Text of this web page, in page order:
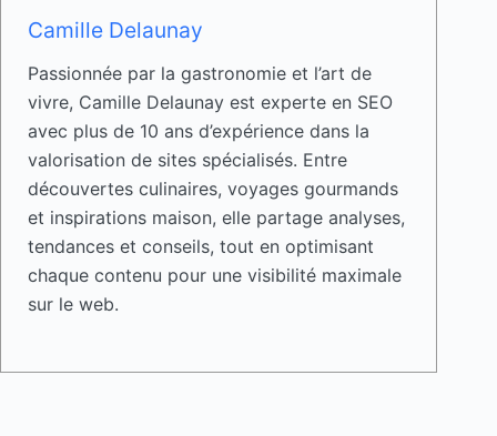
Camille Delaunay
Passionnée par la gastronomie et l’art de
vivre, Camille Delaunay est experte en SEO
avec plus de 10 ans d’expérience dans la
valorisation de sites spécialisés. Entre
découvertes culinaires, voyages gourmands
et inspirations maison, elle partage analyses,
tendances et conseils, tout en optimisant
chaque contenu pour une visibilité maximale
sur le web.